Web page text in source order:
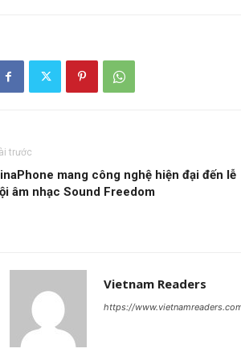
trước
mang công nghệ hiện đại đến lễ
âm nhạc Sound Freedom
Vietnam Readers
https://